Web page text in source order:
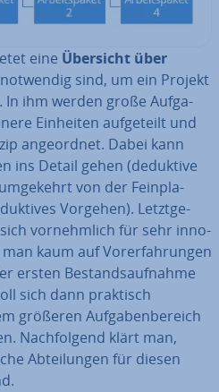
eine Übersicht über
sind, um ein Projekt
In ihm werden große Auf­ga­
Einheiten auf­ge­teilt und
an­ge­ord­net. Dabei kann
ins Detail gehen (deduktive
von der Fein­pla­
Vorgehen). Letzt­ge­
vor­nehm­lich für sehr in­no­
kaum auf Vor­er­fah­run­gen
ersten Be­stands­auf­nah­me
sich dann praktisch
größeren Auf­ga­ben­be­reich
Nach­fol­gend klärt man,
Ab­tei­lun­gen für diesen